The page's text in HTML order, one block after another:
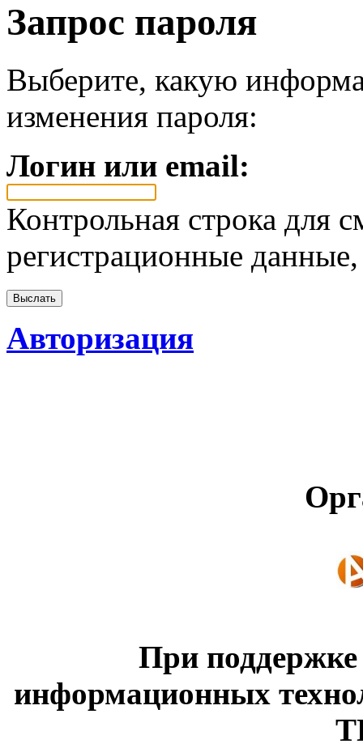
Запрос пароля
Выберите, какую
изменения пароля:
Логин или email:
Контрольная строка для
регистрационные
Авторизация
При
информационных